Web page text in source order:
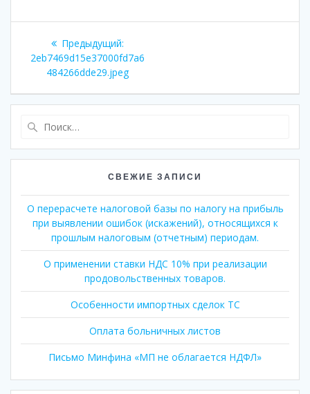
Навигация
по
записям
Предыдущий:
запись:
2eb7469d15e37000fd7a6
484266dde29.jpeg
СВЕЖИЕ ЗАПИСИ
О перерасчете налоговой базы по налогу на прибыль
при выявлении ошибок (искажений), относящихся к
прошлым налоговым (отчетным) периодам.
О применении ставки НДС 10% при реализации
продовольственных товаров.
Особенности импортных сделок ТС
Оплата больничных листов
Письмо Минфина «МП не облагается НДФЛ»